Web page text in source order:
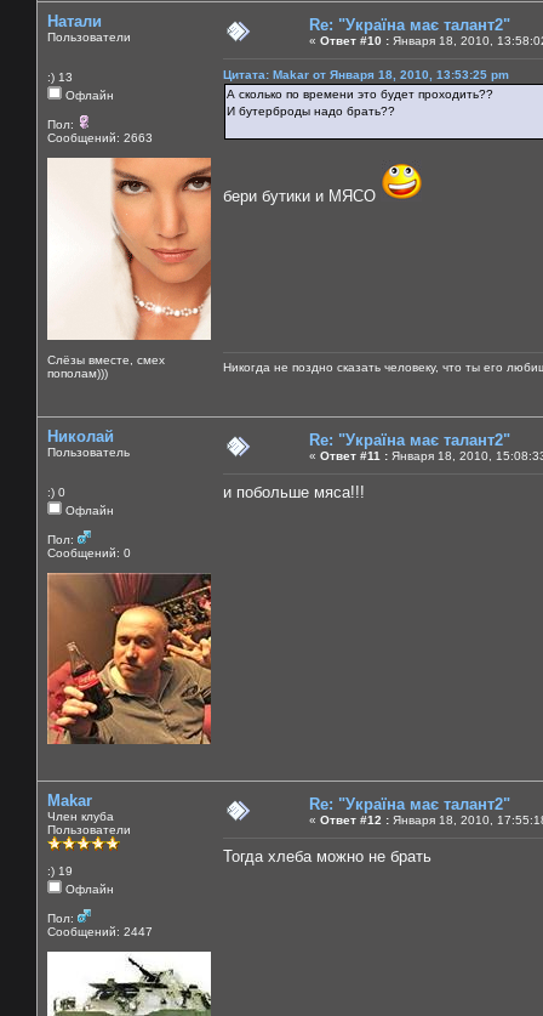
Натали
Пользователи
:) 13
Офлайн
Пол:
Сообщений: 2663
Слёзы вместе, смех
пополам)))
Re: "Україна має талант2"
« Ответ #10 : Января 18, 2010,
Цитата: Makar от Января 18, 2010, 13:53:25 pm
А сколько по времени это будет проходить??
И бутерброды надо брать??
бери бутики и МЯСО
Никогда не поздно сказать человеку, что ты его
Николай
Пользователь
:) 0
Офлайн
Пол:
Сообщений: 0
Re: "Україна має талант2"
« Ответ #11 : Января 18, 2010,
и побольше мяса!!!
Makar
Член клуба
Пользователи
:) 19
Офлайн
Пол:
Сообщений: 2447
Re: "Україна має талант2"
« Ответ #12 : Января 18, 2010,
Тогда хлеба можно не брать